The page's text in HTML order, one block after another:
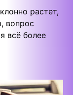
растет,
вопрос
всё более